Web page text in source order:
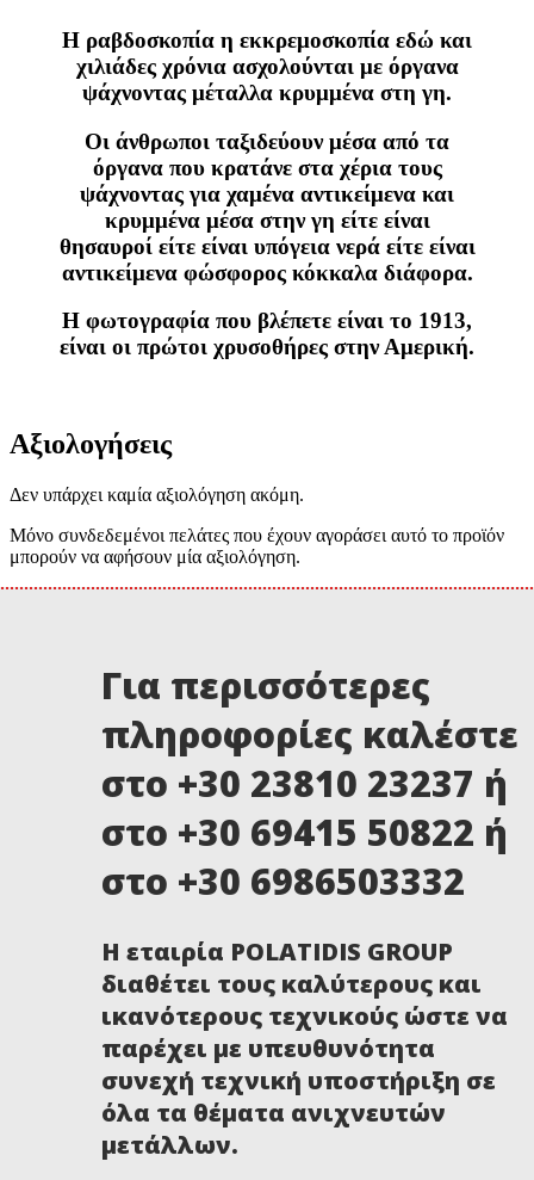
Η ραβδοσκοπία η εκκρεμοσκοπία εδώ και
χιλιάδες χρόνια ασχολούνται με όργανα
ψάχνοντας μέταλλα κρυμμένα στη γη.
Οι άνθρωποι ταξιδεύουν μέσα από τα
όργανα που κρατάνε στα χέρια τους
ψάχνοντας για χαμένα αντικείμενα και
κρυμμένα μέσα στην γη είτε είναι
θησαυροί είτε είναι υπόγεια νερά είτε είναι
αντικείμενα φώσφορος κόκκαλα διάφορα.
Η φωτογραφία που βλέπετε είναι το 1913,
είναι οι πρώτοι χρυσοθήρες στην Αμερική.
Αξιολογήσεις
Δεν υπάρχει καμία αξιολόγηση ακόμη.
Μόνο συνδεδεμένοι πελάτες που έχουν αγοράσει αυτό το προϊόν
μπορούν να αφήσουν μία αξιολόγηση.
Για περισσότερες
πληροφορίες καλέστε
στο +30 23810 23237 ή
στο +30 69415 50822 ή
στο +30 6986503332
Η εταιρία POLATIDIS GROUP
διαθέτει τους καλύτερους και
ικανότερους τεχνικούς ώστε να
παρέχει με υπευθυνότητα
συνεχή τεχνική υποστήριξη σε
όλα τα θέματα ανιχνευτών
μετάλλων.